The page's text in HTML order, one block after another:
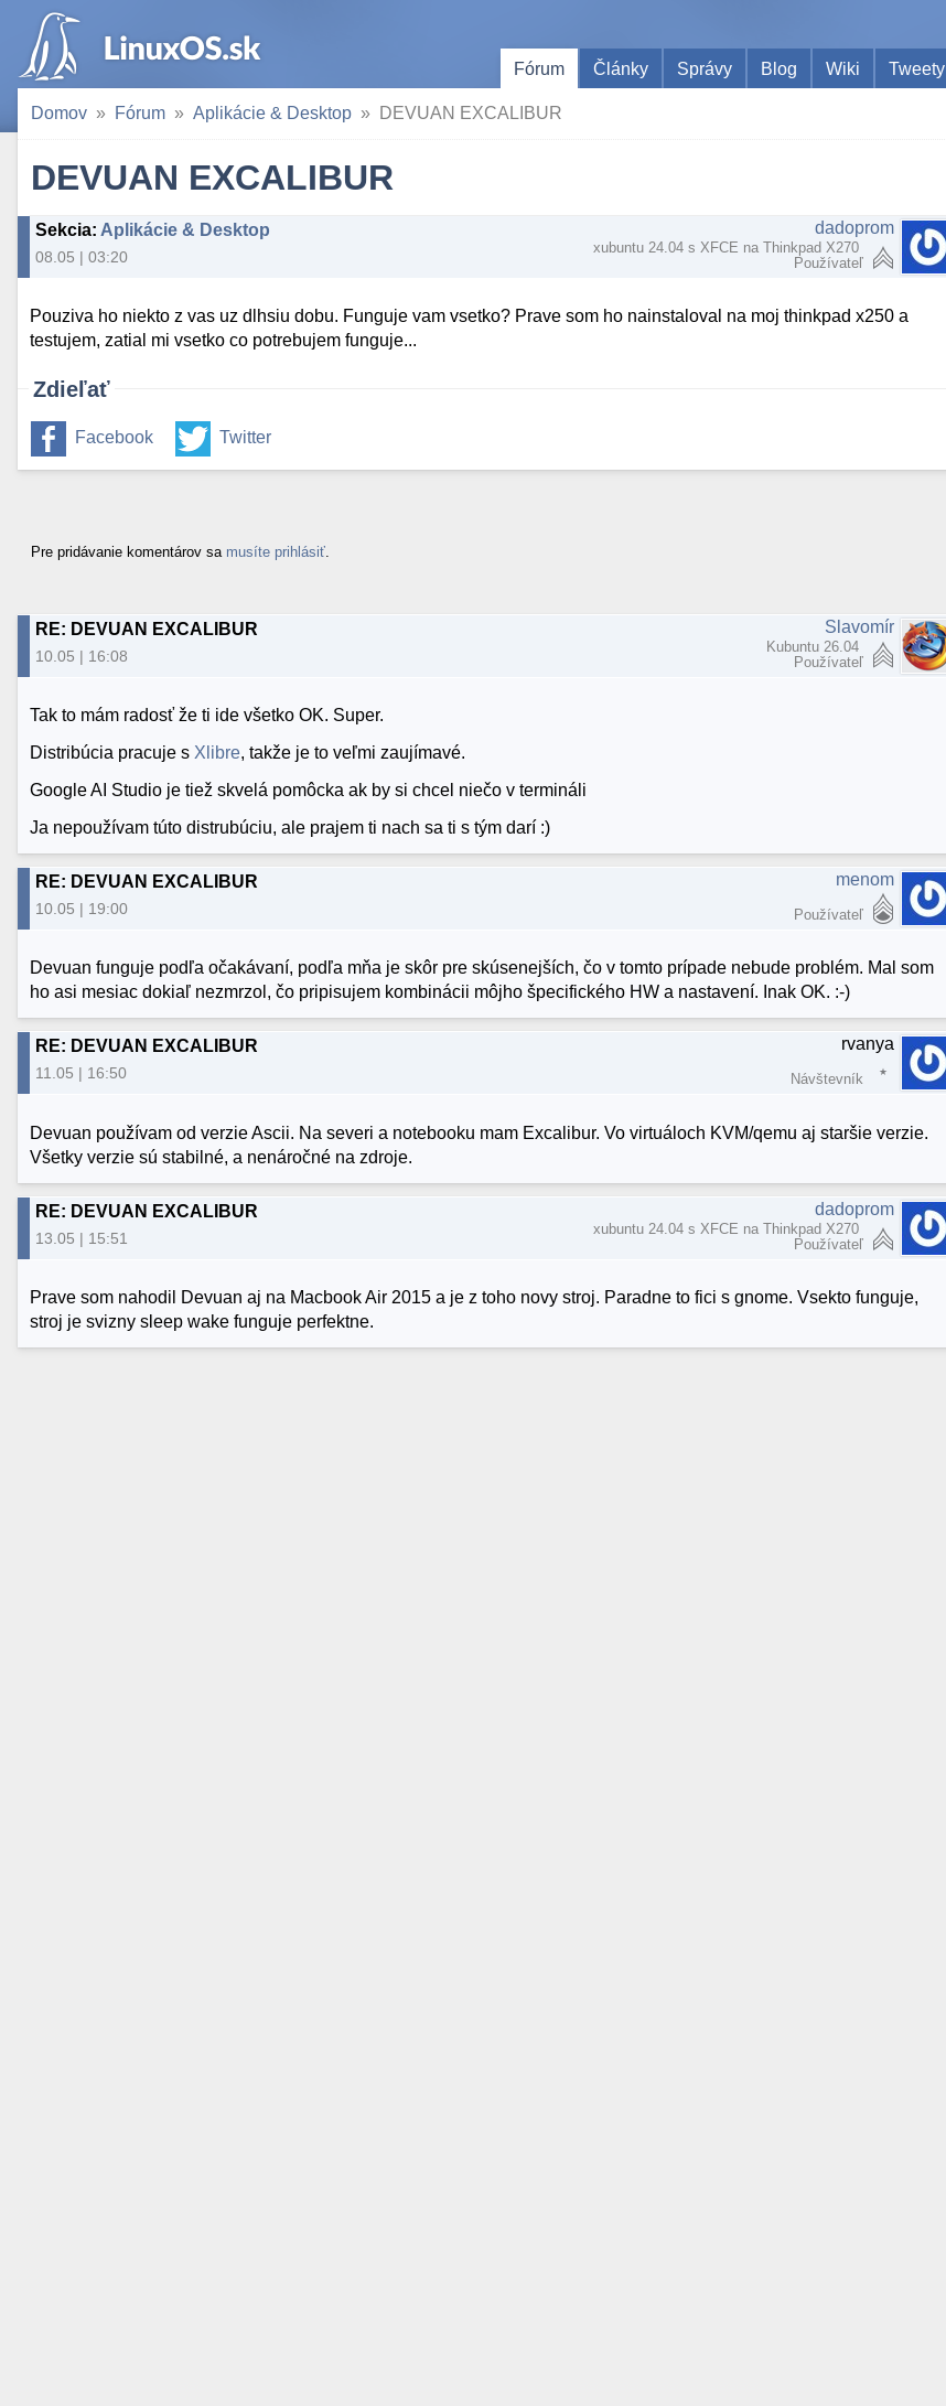
Fórum
Články Správy Blog Wiki Tweety
Domov Fórum Aplikácie & Desktop DEVUAN EXCALIBUR
DEVUAN EXCALIBUR
Sekcia: Aplikácie & Desktop
08.05 | 03:20
dadoprom
xubuntu 24.04 s XFCE na Thinkpad X270
Používateľ
Pouziva ho niekto z vas uz dlhsiu dobu. Funguje vam vsetko? Prave som ho nainstaloval na moj thinkpad x250 a
testujem, zatial mi vsetko co potrebujem funguje...
Zdieľať
Facebook Twitter
Pre pridávanie komentárov sa musíte prihlásiť
RE: DEVUAN EXCALIBUR
10.05 | 16:08
Slavomír
Kubuntu 26.04
Používateľ
Tak to mám radosť že ti ide všetko OK. Super.
Distribúcia pracuje s Xlibre, takže je to veľmi zaujímavé.
Google AI Studio je tiež skvelá pomôcka ak by si chcel niečo v termináli
Ja nepoužívam túto distrubúciu, ale prajem ti nach sa ti s tým darí :)
RE: DEVUAN EXCALIBUR
10.05 | 19:00
menom
Používateľ
Devuan funguje podľa očakávaní, podľa mňa je skôr pre skúsenejších, čo v tomto prípade nebude problém. Mal som
ho asi mesiac dokiaľ nezmrzol, čo pripisujem kombinácii môjho špecifického HW a nastavení. Inak OK. :-)
RE: DEVUAN EXCALIBUR
11.05 | 16:50
rvanya
Návštevník
Devuan používam od verzie Ascii. Na severi a notebooku mam Excalibur. Vo virtuáloch KVM/qemu aj staršie verzie.
Všetky verzie sú stabilné, a nenáročné na zdroje.
RE: DEVUAN EXCALIBUR
13.05 | 15:51
dadoprom
xubuntu 24.04 s XFCE na Thinkpad X270
Používateľ
Prave som nahodil Devuan aj na Macbook Air 2015 a je z toho novy stroj. Paradne to fici s gnome. Vsekto funguje,
stroj je svizny sleep wake funguje perfektne.